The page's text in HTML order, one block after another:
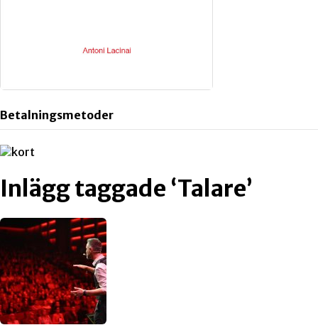
Betalningsmetoder
Inlägg taggade ‘Talare’